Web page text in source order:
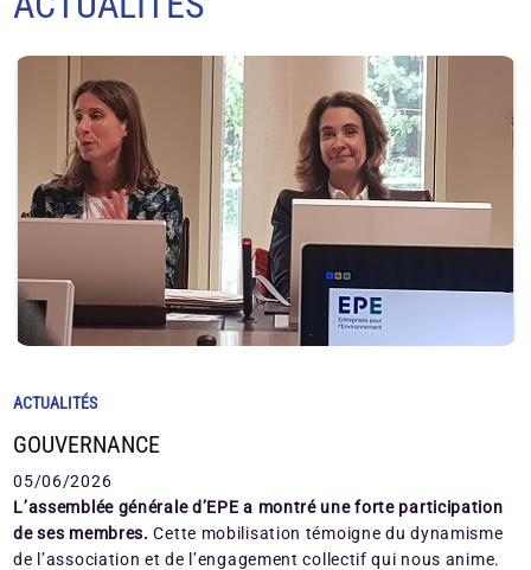
ACTUALITÉS
GOUVERNANCE
05/06/2026
L’assemblée générale d’EPE a montré une forte participation
de ses membres.Cette mobilisation témoigne du dynamisme
de l’association et de l’engagement collectif qui nous anime.